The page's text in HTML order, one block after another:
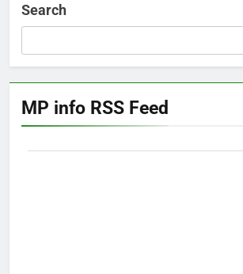
Search
MP info RSS Feed